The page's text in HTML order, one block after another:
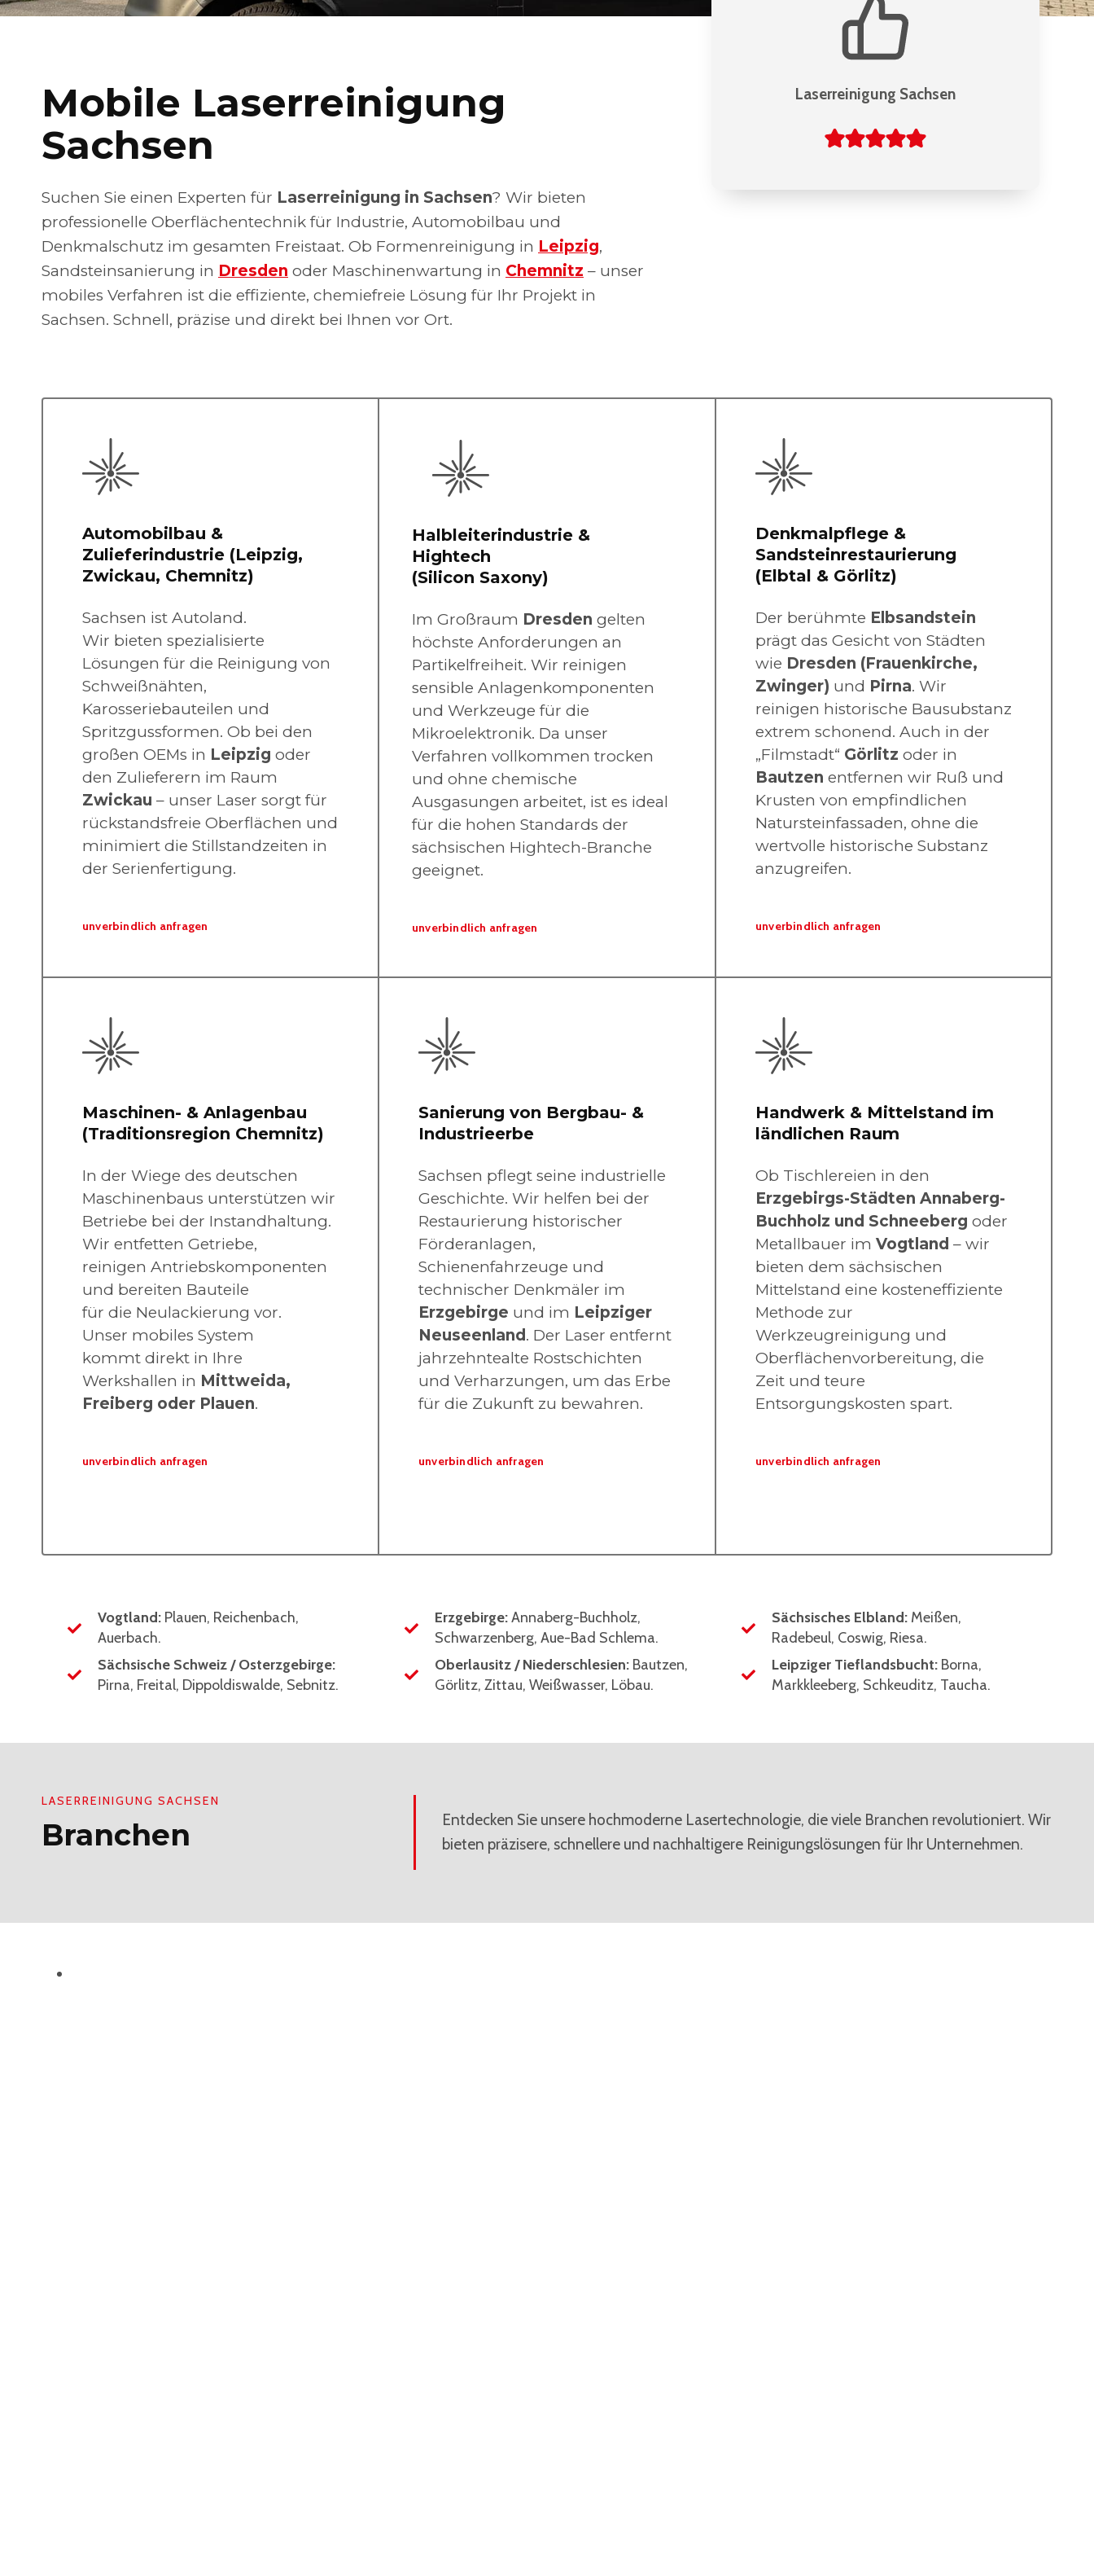
Mobile Laserreinigung
Sachsen
Suchen Sie einen Experten für Laserreinigung in Sachsen? Wir bieten
professionelle Oberflächentechnik für Industrie, Automobilbau und
Denkmalschutz im gesamten Freistaat. Ob Formenreinigung in Leipzig,
Sandsteinsanierung in Dresden oder Maschinenwartung in Chemnitz – unser
mobiles Verfahren ist die effiziente, chemiefreie Lösung für Ihr Projekt in
Sachsen. Schnell, präzise und direkt bei Ihnen vor Ort.
Laserreinigung Sachsen
Automobilbau &
Zulieferindustrie (Leipzig,
Zwickau, Chemnitz)
Sachsen ist Autoland.
Wir bieten spezialisierte
Lösungen für die Reinigung von
Schweißnähten,
Karosseriebauteilen und
Spritzgussformen. Ob bei den
großen OEMs in Leipzig oder
den Zulieferern im Raum
Zwickau – unser Laser sorgt für
rückstandsfreie Oberflächen und
minimiert die Stillstandzeiten in
der Serienfertigung.
unverbindlich anfragen
Halbleiterindustrie &
Hightech
(Silicon Saxony)
Im Großraum Dresden gelten
höchste Anforderungen an
Partikelfreiheit. Wir reinigen
sensible Anlagenkomponenten
und Werkzeuge für die
Mikroelektronik. Da unser
Verfahren vollkommen trocken
und ohne chemische
Ausgasungen arbeitet, ist es ideal
für die hohen Standards der
sächsischen Hightech-Branche
geeignet.
unverbindlich anfragen
Denkmalpflege &
Sandsteinrestaurierung
(Elbtal & Görlitz)
Der berühmte Elbsandstein
prägt das Gesicht von Städten
wie Dresden (Frauenkirche,
Zwinger) und Pirna. Wir
reinigen historische Bausubstanz
extrem schonend. Auch in der
„Filmstadt“ Görlitz oder in
Bautzen entfernen wir Ruß und
Krusten von empfindlichen
Natursteinfassaden, ohne die
wertvolle historische Substanz
anzugreifen.
unverbindlich anfragen
Maschinen- & Anlagenbau
(Traditionsregion Chemnitz)
In der Wiege des deutschen
Maschinenbaus unterstützen wir
Betriebe bei der Instandhaltung.
Wir entfetten Getriebe,
reinigen Antriebskomponenten
und bereiten Bauteile
für die Neulackierung vor.
Unser mobiles System
kommt direkt in Ihre
Werkshallen in Mittweida,
Freiberg oder Plauen.
unverbindlich anfragen
Sanierung von Bergbau- &
Industrieerbe
Sachsen pflegt seine industrielle
Geschichte. Wir helfen bei der
Restaurierung historischer
Förderanlagen,
Schienenfahrzeuge und
technischer Denkmäler im
Erzgebirge und im Leipziger
Neuseenland . Der Laser entfernt
jahrzehntealte Rostschichten
und Verharzungen, um das Erbe
für die Zukunft zu bewahren.
unverbindlich anfragen
Handwerk & Mittelstand im
ländlichen Raum
Ob Tischlereien in den
Erzgebirgs-Städten Annaberg-
Buchholz und Schneeberg oder
Metallbauer im Vogtland – wir
bieten dem sächsischen
Mittelstand eine kosteneffiziente
Methode zur
Werkzeugreinigung und
Oberflächenvorbereitung, die
Zeit und teure
Entsorgungskosten spart.
unverbindlich anfragen
Vogtland: Plauen, Reichenbach,
Auerbach.
Sächsische Schweiz / Osterzgebirge:
Pirna, Freital, Dippoldiswalde, Sebnitz.
Erzgebirge:Annaberg-Buchholz,
Schwarzenberg, Aue-Bad Schlema.
Oberlausitz / Niederschlesien: Bautzen,
Görlitz, Zittau, Weißwasser, Löbau.
Sächsisches Elbland: Meißen,
Radebeul, Coswig, Riesa.
Leipziger Tieflandsbucht: Borna,
Markkleeberg, Schkeuditz, Taucha.
LASERREINIGUNG SACHSEN
Branchen
Entdecken Sie unsere hochmoderne Lasertechnologie, die viele Branchen revolutioniert. Wir
bieten präzisere, schnellere und nachhaltigere Reinigungslösungen für Ihr Unternehmen.